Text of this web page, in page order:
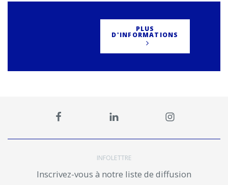
PLUS
D'INFORMATIONS
INFOLETTRE
Inscrivez-vous à notre liste de diffusion